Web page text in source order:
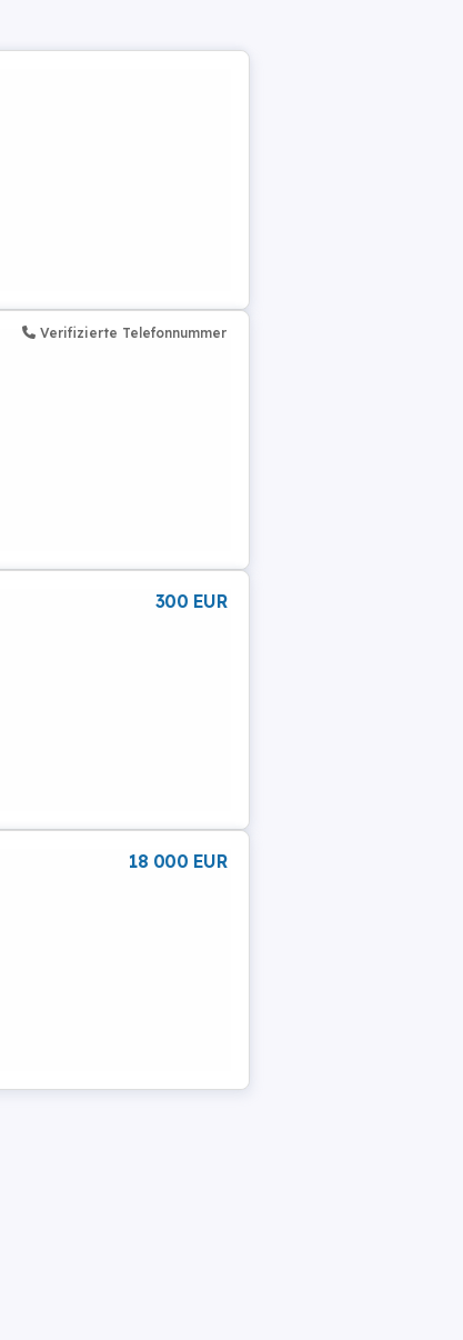
Verifizierte Telefonnummer
300 EUR
18 000 EUR